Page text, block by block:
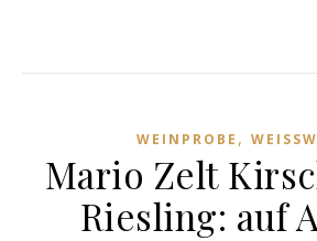
WEINPROBE ,
Mario Zelt
Riesling: auf